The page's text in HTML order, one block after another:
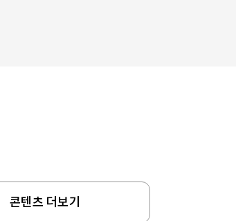
콘텐츠 더보기